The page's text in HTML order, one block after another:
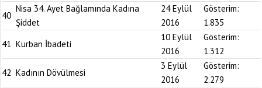
40
Nisa 34. Ayet Bağlamında Kadına
Şiddet
24 Eylül
2016
Gösterim:
1.835
41 Kurban İbadeti
10 Eylül
2016
Gösterim:
1.312
42 Kadının Dövülmesi
3 Eylül
2016
Gösterim:
2.279